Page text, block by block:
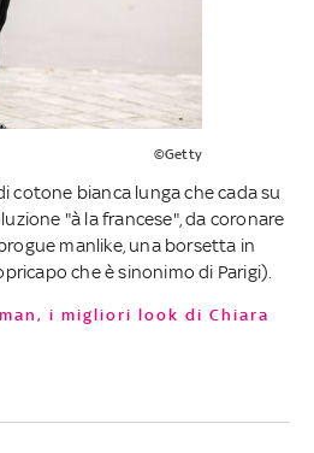
©Getty
cotone bianca lunga che cada su
"à la francese", da coronare
manlike, una borsetta in
che è sinonimo di Parigi).